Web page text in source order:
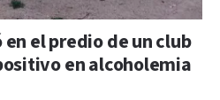
el predio de un club
en alcoholemia